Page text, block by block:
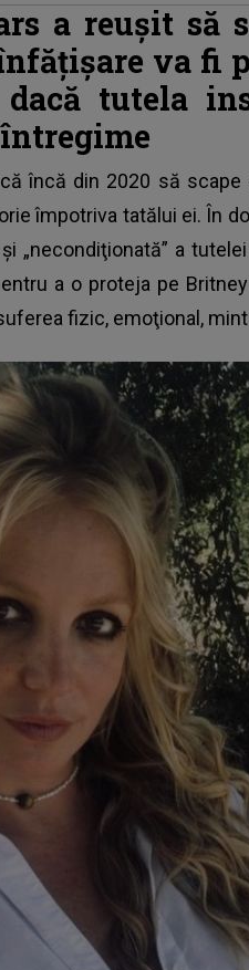
a reușit să
va fi
tutela
încă din 2020 să
împotriva tatălui ei. În
şi „necondiţionată” a
a o proteja pe
fizic, emoţional,